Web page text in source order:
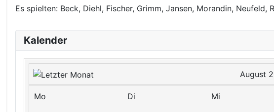
Kalender
August
Mo Di Mi
Es spielten: Beck, Diehl, Fischer, Grimm, Jansen, Morandin, Neufeld,